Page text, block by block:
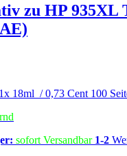
zu HP 935XL
1x 18ml / 0,73 Cent 100
sofort Versandbar 1-2